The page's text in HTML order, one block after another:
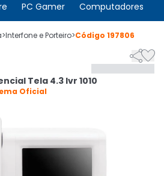
PC Gamer Computadores
conta
CADASTRE-SE
>Interfone e Porteiro>Código 197806

Tela 4.3 Ivr 1010
Oficial